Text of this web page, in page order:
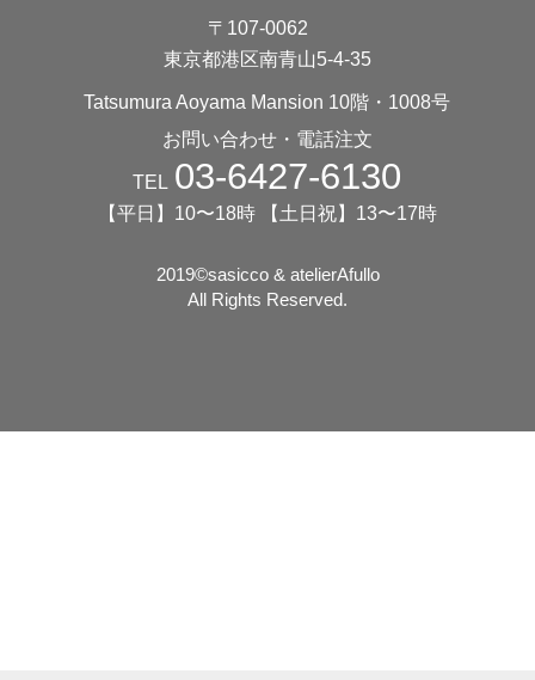
〒107-0062
東京都港区南青山5-4-35
Tatsumura Aoyama Mansion 10階・1008号
お問い合わせ・電話注文
TEL 03-6427-6130
【平日】10〜18時 【土日祝】13〜17時
2019©️sasicco & atelierAfullo
All Rights Reserved.